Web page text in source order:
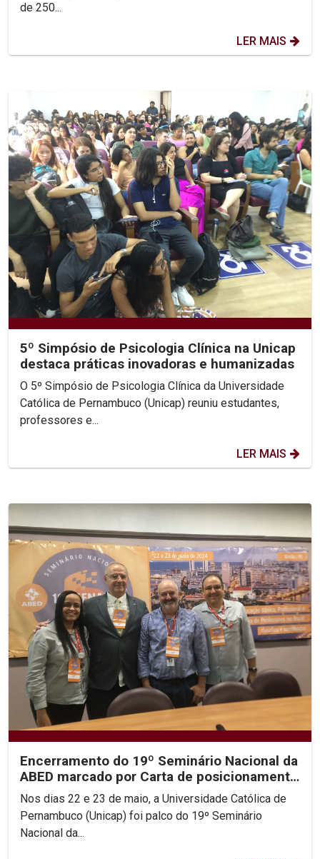
de 250...
LER MAIS
5º Simpósio de Psicologia Clínica na Unicap
destaca práticas inovadoras e humanizadas
O 5º Simpósio de Psicologia Clínica da Universidade
Católica de Pernambuco (Unicap) reuniu estudantes,
professores e...
LER MAIS
Encerramento do 19º Seminário Nacional da
ABED marcado por Carta de posicionamento
da entidade
Nos dias 22 e 23 de maio, a Universidade Católica de
Pernambuco (Unicap) foi palco do 19º Seminário
Nacional da...